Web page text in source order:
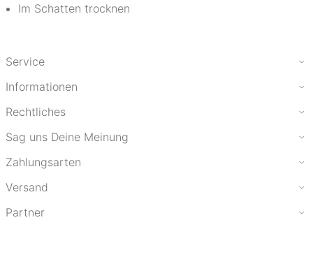
Im Schatten trocknen
Service
Informationen
Rechtliches
Sag uns Deine Meinung
Zahlungsarten
Versand
Partner